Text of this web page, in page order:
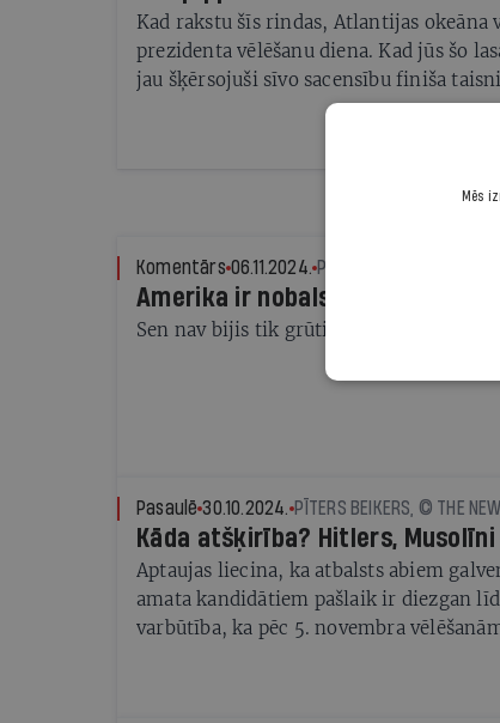
Kad rakstu šīs rindas, Atlantijas okeāna
prezidenta vēlēšanu diena. Kad jūs šo
jau šķērsojuši sīvo sacensību finiša
skaidrs, un pilsoņu karš ASV nav sācies.
Komentārs 06.11.2024. PAULS RAUDSEPS
Amerika ir nobalsojusi
Sen nav bijis tik grūti prognozējama
Pasaulē 30.10.2024. PĪTERS BEIKERS, © THE
Kāda atšķirība? Hitlers,
Aptaujas liecina, ka atbalsts abiem
amata kandidātiem pašlaik ir diezgan
varbūtība, ka pēc 5. novembra
Mēs